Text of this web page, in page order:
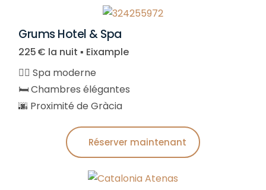
Grums Hotel & Spa
225 € la nuit ▪︎ Eixample
🧖‍♀️ Spa moderne
🛏️ Chambres élégantes
🌆 Proximité de Gràcia
Réserver maintenant